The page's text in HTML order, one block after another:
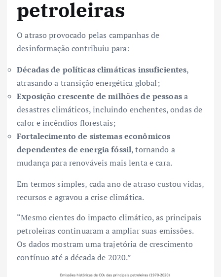
petroleiras
O atraso provocado pelas campanhas de
desinformação contribuiu para:
Décadas de políticas climáticas insuficientes,
atrasando a transição energética global;
Exposição crescente de milhões de pessoasa
desastres climáticos, incluindo enchentes, ondas de
calor e incêndios florestais;
Fortalecimento de sistemas econômicos
dependentes de energia fóssil, tornando a
mudança para renováveis mais lenta e cara.
Em termos simples, cada ano de atraso custou vidas,
recursos e agravou a crise climática.
“Mesmo cientes do impacto climático, as principais
petroleiras continuaram a ampliar suas emissões.
Os dados mostram uma trajetória de crescimento
contínuo até a década de 2020.”